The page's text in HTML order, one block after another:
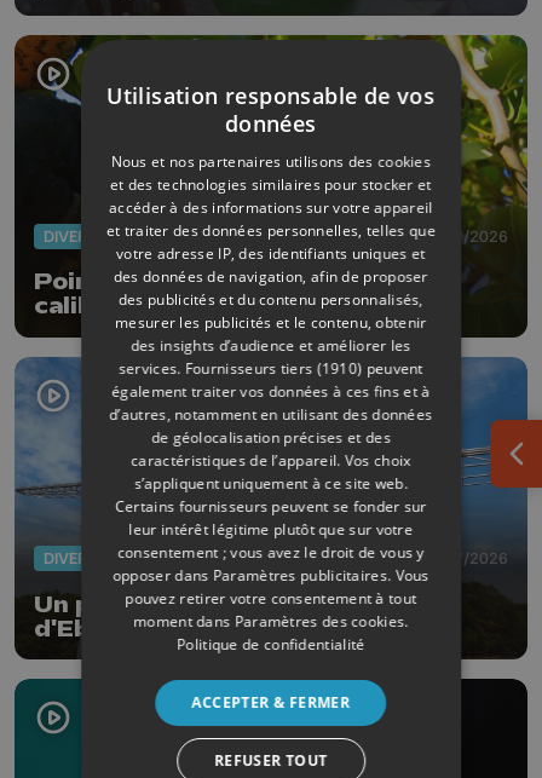
DIVERS 28/07/2026
Poires : la sécheresse réduit les
calibres
DIVERS 17/07/2026
Un planeur-monumenten au Fort
d'Eben-Emael
Utilisation responsable de vos
données
Nous et nos partenaires utilisons des cookies
et des technologies similaires pour stocker et
accéder à des informations sur votre appareil
et traiter des données personnelles, telles que
votre adresse IP, des identifiants uniques et
des données de navigation, afin de proposer
des publicités et du contenu personnalisés,
mesurer les publicités et le contenu, obtenir
des insights d’audience et améliorer les
services. Fournisseurs tiers (1910) peuvent
également traiter vos données à ces fins et à
d’autres, notamment en utilisant des données
de géolocalisation précises et des
caractéristiques de l’appareil. Vos choix
s’appliquent uniquement à ce site web.
Certains fournisseurs peuvent se fonder sur
leur intérêt légitime plutôt que sur votre
consentement ; vous avez le droit de vous y
opposer dans Paramètres publicitaires. Vous
pouvez retirer votre consentement à tout
moment dans Paramètres des cookies.
Politique de confidentialité
ACCEPTER & FERMER
REFUSER TOUT